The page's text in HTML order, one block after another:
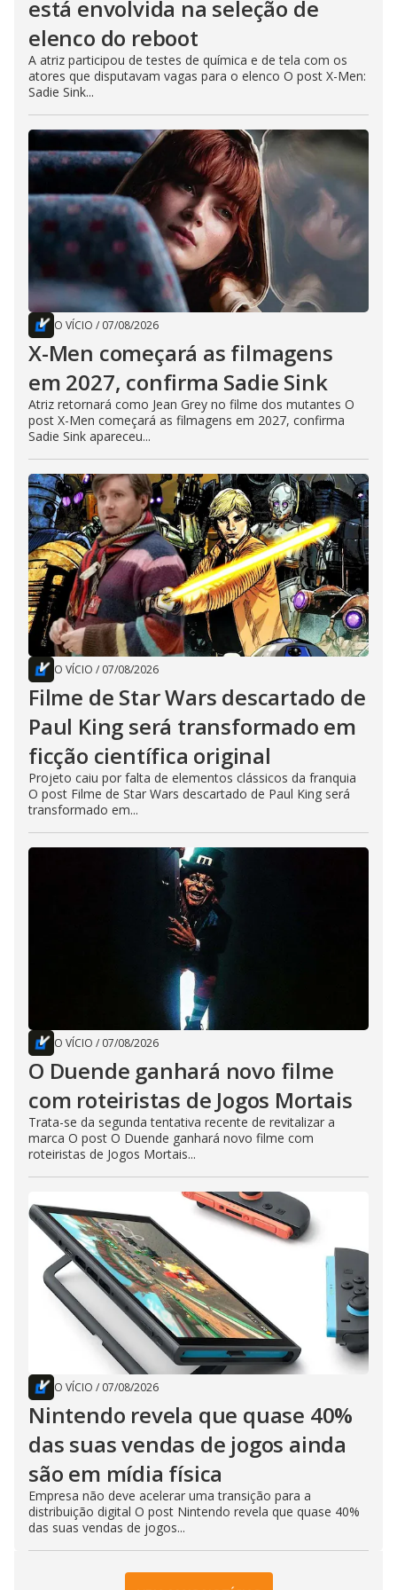
está envolvida na seleção de
elenco do reboot
A atriz participou de testes de química e de tela com os
atores que disputavam vagas para o elenco O post X-Men:
Sadie Sink...
O VÍCIO / 07/08/2026
X-Men começará as filmagens
em 2027, confirma Sadie Sink
Atriz retornará como Jean Grey no filme dos mutantes O
post X-Men começará as filmagens em 2027, confirma
Sadie Sink apareceu...
O VÍCIO / 07/08/2026
Filme de Star Wars descartado de
Paul King será transformado em
ficção científica original
Projeto caiu por falta de elementos clássicos da franquia
O post Filme de Star Wars descartado de Paul King será
transformado em...
O VÍCIO / 07/08/2026
O Duende ganhará novo filme
com roteiristas de Jogos Mortais
Trata-se da segunda tentativa recente de revitalizar a
marca O post O Duende ganhará novo filme com
roteiristas de Jogos Mortais...
O VÍCIO / 07/08/2026
Nintendo revela que quase 40%
das suas vendas de jogos ainda
são em mídia física
Empresa não deve acelerar uma transição para a
distribuição digital O post Nintendo revela que quase 40%
das suas vendas de jogos...